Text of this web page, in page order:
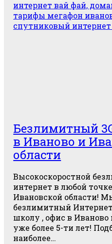
Безлимитный
в Иваново и
области
Высокоскоростной
интернет в любой
Ивановской области!
безлимитный
школу , офис в Иваново
уже более 5-ти лет!
наиболее…